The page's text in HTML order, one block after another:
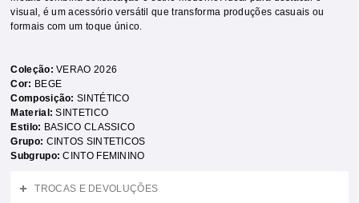
visual, é um acessório versátil que transforma produções casuais ou
formais com um toque único.
Coleção:VERAO 2026
Cor: BEGE
Composição:SINTÉTICO
Material:SINTETICO
Estilo: BASICO CLASSICO
Grupo: CINTOS SINTETICOS
Subgrupo:CINTO FEMININO
TROCAS E DEVOLUÇÕES